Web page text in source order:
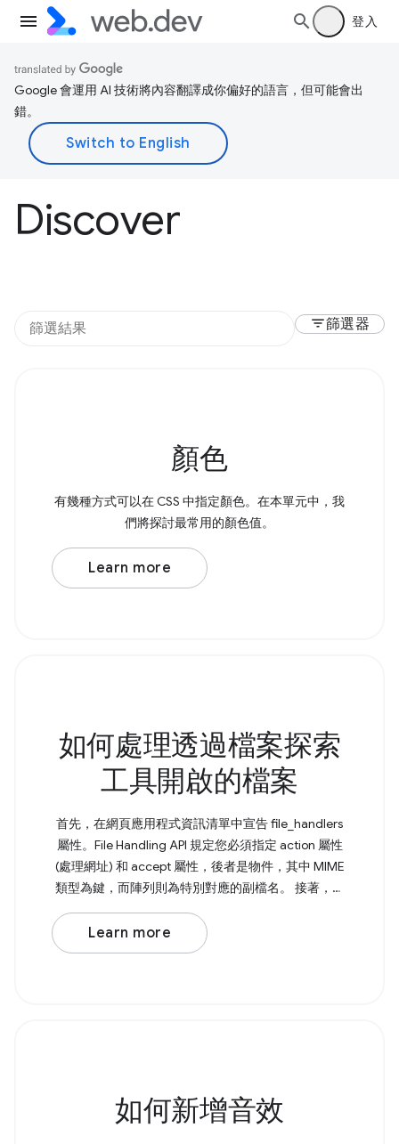
登入
Google 會運用 AI 技術將內容翻譯成你偏好的語言，但可能會出
錯。
Discover
filter_list篩選器
顏色
有幾種方式可以在 CSS 中指定顏色。在本單元中，我
們將探討最常用的顏色值。
Learn more
如何處理透過檔案探索
工具開啟的檔案
首先，在網頁應用程式資訊清單中宣告 file_handlers
屬性。File Handling API 規定您必須指定 action 屬性
(處理網址) 和 accept 屬性，後者是物件，其中 MIME
類型為鍵，而陣列則為特別對應的副檔名。 接著，您
需要使用 File Handling API，透過 launchQueue 命令
式處理開啟的檔案。 Browser Support Source 如果系
統不支援 File Handling API，您還是可以從檔案總管將
Learn more
如何新增音效